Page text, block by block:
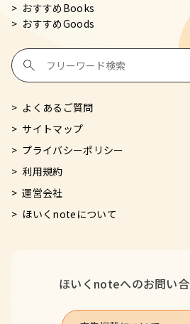
おすすめBooks
おすすめGoods
よくあるご質問
サイトマップ
プライバシーポリシー
利用規約
運営会社
ほいくnoteについて
ほいくnoteへのお問い